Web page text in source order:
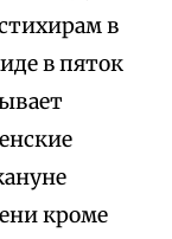
в
в пяток
кроме